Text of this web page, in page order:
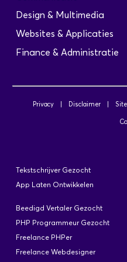
geven of voorstellen
processen, organisatie,
· Het analyseren van
gebruikersorganisatie
Business Analist
Functie-omschrijving:
geven of voorstellen
processen, organisatie,
daarbij vertalen van
gebruikersorganisatie
requirements en
Design & Multimedia
Websites & Applicaties
Finance & Administratie
Privacy Disclaimer
Tekstschrijver Gezocht
App Laten Ontwikkelen
Beedigd Vertaler Gezocht
PHP Programmeur Gezocht
Freelance PHPer
Freelance Webdesigner